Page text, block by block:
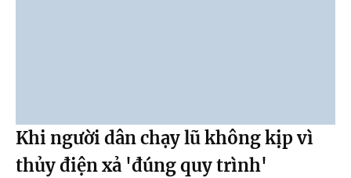
Khi người dân chạy lũ không kịp vì
thủy điện xả 'đúng quy trình'